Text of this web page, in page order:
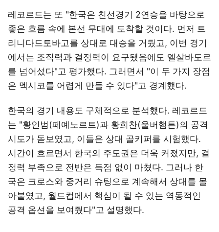
레코르드는 또 "한국은 친선경기 2연승을 바탕으로
좋은 흐름 속에 본선 무대에 도착할 것이다. 먼저 트
리니다드토바고를 상대로 대승을 거뒀고, 이번 경기
에서는 조직력과 결정력이 요구됐음에도 엘살바도르
를 넘어섰다"고 평가했다. 그러면서 "이 두 가지 장점
은 멕시코를 어렵게 만들 수 있다"고 경계했다.
한국의 경기 내용도 구체적으로 분석했다. 레코르드
는 "황인범(페예노르트)과 황희찬(울버햄튼)의 공격
시도가 돋보였고, 이들은 상대 골키퍼를 시험했다.
시간이 흐르면서 한국의 주도권은 더욱 커졌지만, 결
정력 부족으로 전반은 득점 없이 마쳤다. 그러나 한
국은 크로스와 중거리 슈팅으로 계속해서 상대를 몰
아붙였고, 월드컵에서 핵심이 될 수 있는 역동적인
공격 옵션을 보여줬다"고 설명했다.